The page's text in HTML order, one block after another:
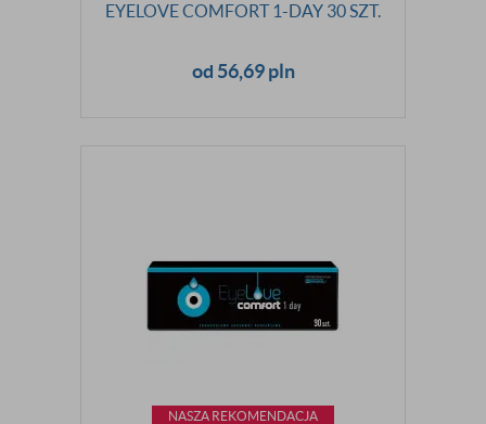
EYELOVE COMFORT 1-DAY 30 SZT.
od 56,69 pln
NASZA REKOMENDACJA